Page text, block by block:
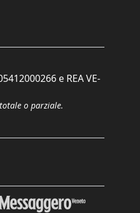
e REA VE-
o parziale.